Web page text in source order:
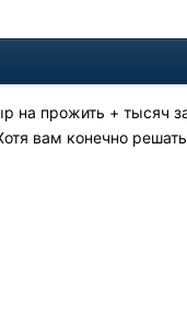
на прожить + тысяч
вам конечно